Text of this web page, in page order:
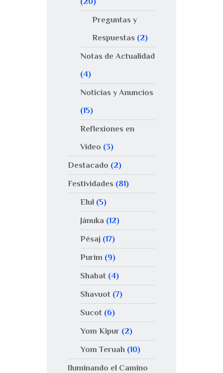
Preguntas y
Respuestas (2)
Notas de Actualidad
(4)
Noticias y Anuncios
(15)
Reflexiones en
Video (3)
Destacado (2)
Festividades (81)
Elul(5)
Jánuka (12)
Pésaj(17)
Purim (9)
Shabat(4)
Shavuot(7)
Sucot(6)
Yom Kipur(2)
Yom Teruah (10)
Iluminando el Camino